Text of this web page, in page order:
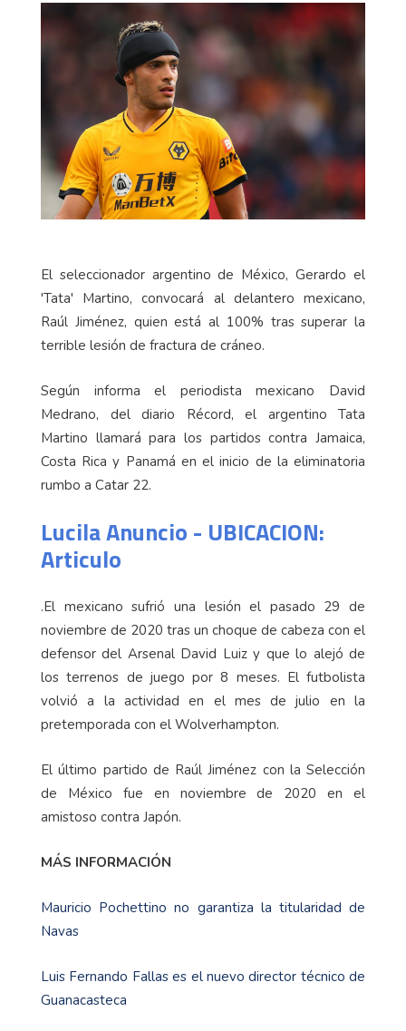
El seleccionador argentino de México, Gerardo el
'Tata' Martino, convocará al delantero mexicano,
Raúl Jiménez, quien está al 100% tras superar la
terrible lesión de fractura de cráneo.
Según informa el periodista mexicano David
Medrano, del diario Récord, el argentino Tata
Martino llamará para los partidos contra Jamaica,
Costa Rica y Panamá en el inicio de la eliminatoria
rumbo a Catar 22.
Lucila Anuncio - UBICACION:
Articulo
.El mexicano sufrió una lesión el pasado 29 de
noviembre de 2020 tras un choque de cabeza con el
defensor del Arsenal David Luiz y que lo alejó de
los terrenos de juego por 8 meses. El futbolista
volvió a la actividad en el mes de julio en la
pretemporada con el Wolverhampton.
El último partido de Raúl Jiménez con la Selección
de México fue en noviembre de 2020 en el
amistoso contra Japón.
MÁS INFORMACIÓN
Mauricio Pochettino no garantiza la titularidad de
Navas
Luis Fernando Fallas es el nuevo director técnico de
Guanacasteca